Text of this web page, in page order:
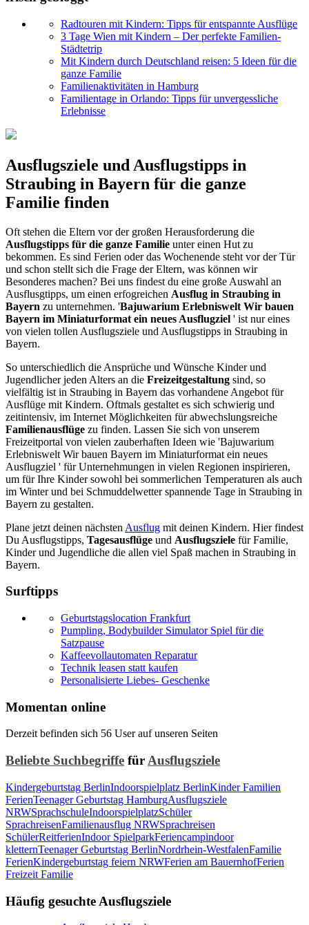
Radtouren mit Kindern: Tipps für entspannte Ausflüge
3 Tage Wien mit Kindern – Der perfekte Familien-
Städtetrip
Mit Kindern durch Deutschland reisen: 5 Ideen für die
ganze Familie
Familienaktivitäten in Hamburg
Familientage in Orlando: Tipps für unvergessliche
Erlebnisse
Ausflugsziele und Ausflugstipps in
Straubing in Bayern für die ganze
Familie finden
Oft stehen die Eltern vor der großen Herausforderung die
Ausflugstipps für die ganze Familie unter einen Hut zu
bekommen. Es sind Ferien oder das Wochenende steht vor der Tür
und schon stellt sich die Frage der Eltern, was können wir
Besonderes machen? Bei uns findest du eine große Auswahl an
Ausflusgtipps, um einen erfogreichen Ausflug in Straubing in
Bayern zu unternehmen. 'Bajuwarium Erlebniswelt Wir bauen
Bayern im Miniaturformat ein neues Ausflugziel ' ist nur eines
von vielen tollen Ausflugsziele und Ausflugstipps in Straubing in
Bayern.
So unterschiedlich die Ansprüche und Wünsche Kinder und
Jugendlicher jeden Alters an die Freizeitgestaltung sind, so
vielfältig ist in Straubing in Bayern das vorhandene Angebot für
Ausflüge mit Kindern. Oftmals gestaltet es sich schwierig und
zeitintensiv, im Internet Möglichkeiten für abwechslungsreiche
Familienausflüge zu finden. Lassen Sie sich von unserem
Freizeitportal von vielen zauberhaften Ideen wie 'Bajuwarium
Erlebniswelt Wir bauen Bayern im Miniaturformat ein neues
Ausflugziel ' für Unternehmungen in vielen Regionen inspirieren,
um für Ihre Kinder sowohl bei sommerlichen Temperaturen als auch
im Winter und bei Schmuddelwetter spannende Tage in Straubing in
Bayern zu gestalten.
Plane jetzt deinen nächsten Ausflug mit deinen Kindern. Hier findest
Du Ausflugstipps, Tagesausflüge und Ausflugsziele für Familie,
Kinder und Jugendliche die allen viel Spaß machen in Straubing in
Bayern.
Surftipps
Geburtstagslocation Frankfurt
Pumpling, Bodybuilder Simulator Spiel für die
Satzpause
Kaffeevollautomaten Reparatur
Technik leasen statt kaufen
Personalisierte Liebes- Geschenke
Momentan online
Derzeit befinden sich 56 User auf unseren Seiten
Beliebte Suchbegriffe für Ausflugsziele
Kindergeburtstag BerlinIndoorspielplatz BerlinKinder Familien
FerienTeenager Geburtstag HamburgAusflugsziele
NRWSprachschuleIndoorspielplatzSchüler
SprachreisenFamilienausflug NRWSprachreisen
SchülerReitferienIndoor SpielparkFeriencampindoor
kletternTeenager Geburtstag BerlinNordrhein-WestfalenFamilie
FerienKindergeburtstag feiern NRWFerien am BauernhofFerien
Freizeit Familie
Häufig gesuchte Ausflugsziele